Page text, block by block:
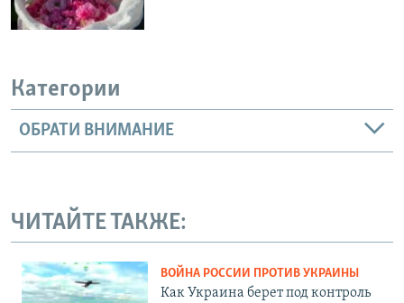
Категории
ОБРАТИ ВНИМАНИЕ
ЧИТАЙТЕ ТАКЖЕ:
ВОЙНА РОССИИ ПРОТИВ УКРАИНЫ
Как Украина берет под контроль